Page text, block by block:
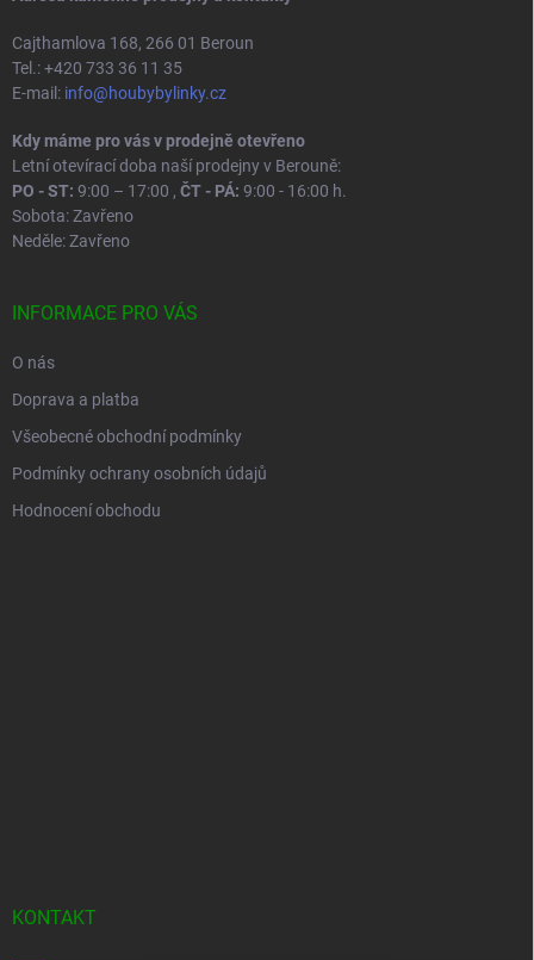
Cajthamlova 168, 266 01 Beroun
Tel.: +420 733 36 11 35
E-mail: info@houbybylinky.cz
Kdy máme pro vás v prodejně otevřeno
Letní otevírací doba naší prodejny v Berouně:
PO - ST: 9:00 – 17:00 , ČT - PÁ: 9:00 - 16:00 h.
Sobota: Zavřeno
Neděle: Zavřeno
INFORMACE PRO VÁS
O nás
Doprava a platba
Všeobecné obchodní podmínky
Podmínky ochrany osobních údajů
Hodnocení obchodu
KONTAKT